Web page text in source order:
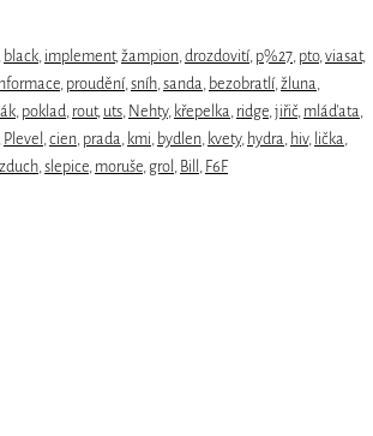
, black, implement,žampion,drozdovití, p%27, pto,viasat,
, proudění,sníh,sanda, bezobratlí,žluna,
, poklad, rout, uts, Nehty, křepelka, ridge,jiřič, mláďata,
Plevel ,cien, prada, kmi, bydlen, kvety, hydra, hiv, lička,
,slepice, moruše, grol , Bill , F6F